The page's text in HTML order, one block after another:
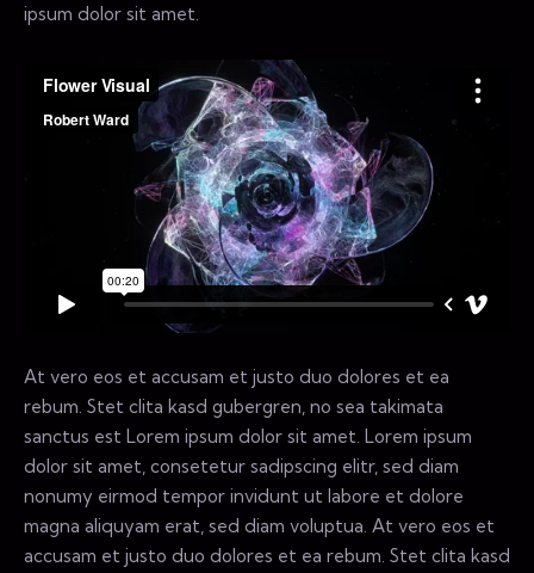
ipsum dolor sit amet.
At vero eos et accusam et justo duo dolores et ea
rebum. Stet clita kasd gubergren, no sea takimata
sanctus est Lorem ipsum dolor sit amet. Lorem ipsum
dolor sit amet, consetetur sadipscing elitr, sed diam
nonumy eirmod tempor invidunt ut labore et dolore
magna aliquyam erat, sed diam voluptua. At vero eos et
accusam et justo duo dolores et ea rebum. Stet clita kasd